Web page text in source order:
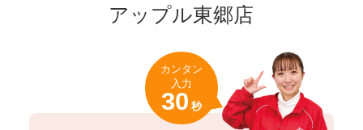
アップル東郷店
カンタン
入力
30 秒